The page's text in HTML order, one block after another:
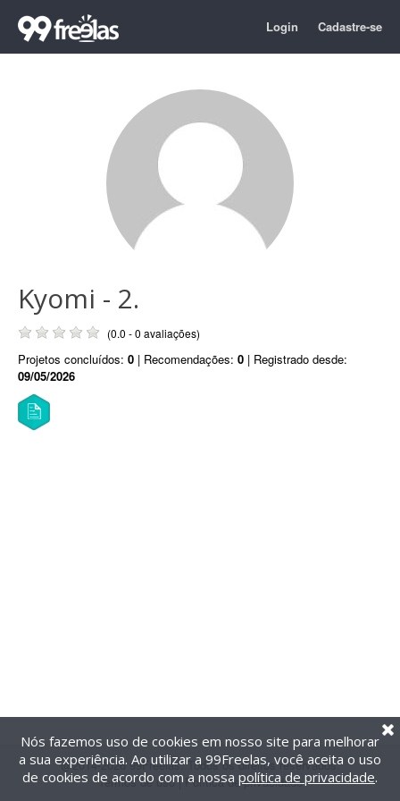
Login Cadastre-se
Kyomi - 2.
(0.0 - 0 avaliações)
Projetos concluídos: 0 | Recomendações: 0 | Registrado desde:
09/05/2026
@2014-2026 99Freelas. Todos os direitos reservados.
Termos de uso| Política de privacidade
Nós fazemos uso de cookies em nosso site para melhorar
a sua experiência. Ao utilizar a 99Freelas, você aceita o uso
de cookies de acordo com a nossa política de privacidade.